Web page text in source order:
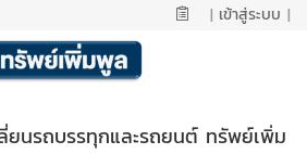
| เข้าสู่ระบบ |
นรถบรรทุกและรถยนต์ ทรัพย์เพิ่ม